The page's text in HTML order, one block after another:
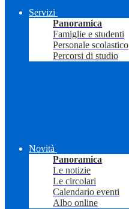
Servizi
Panoramica
Famiglie e studenti
Personale scolastico
Percorsi di studio
Novità
Panoramica
Le notizie
Le circolari
Calendario eventi
Albo online